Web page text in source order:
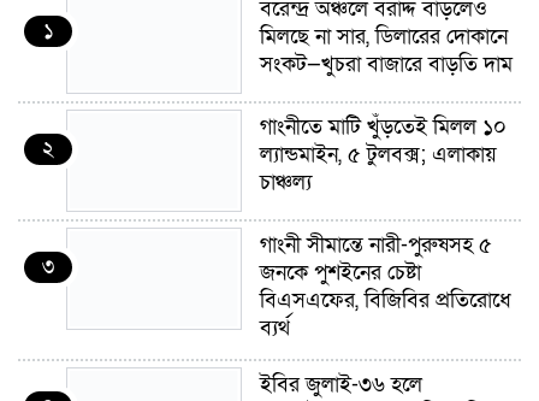
১
বরেন্দ্র অঞ্চলে বরাদ্দ বাড়লেও
মিলছে না সার, ডিলারের দোকানে
সংকট—খুচরা বাজারে বাড়তি দাম
২
গাংনীতে মাটি খুঁড়তেই মিলল ১০
ল্যান্ডমাইন, ৫ টুলবক্স; এলাকায়
চাঞ্চল্য
৩
গাংনী সীমান্তে নারী-পুরুষসহ ৫
জনকে পুশইনের চেষ্টা
বিএসএফের, বিজিবির প্রতিরোধে
ব্যর্থ
ইবির জুলাই-৩৬ হলে